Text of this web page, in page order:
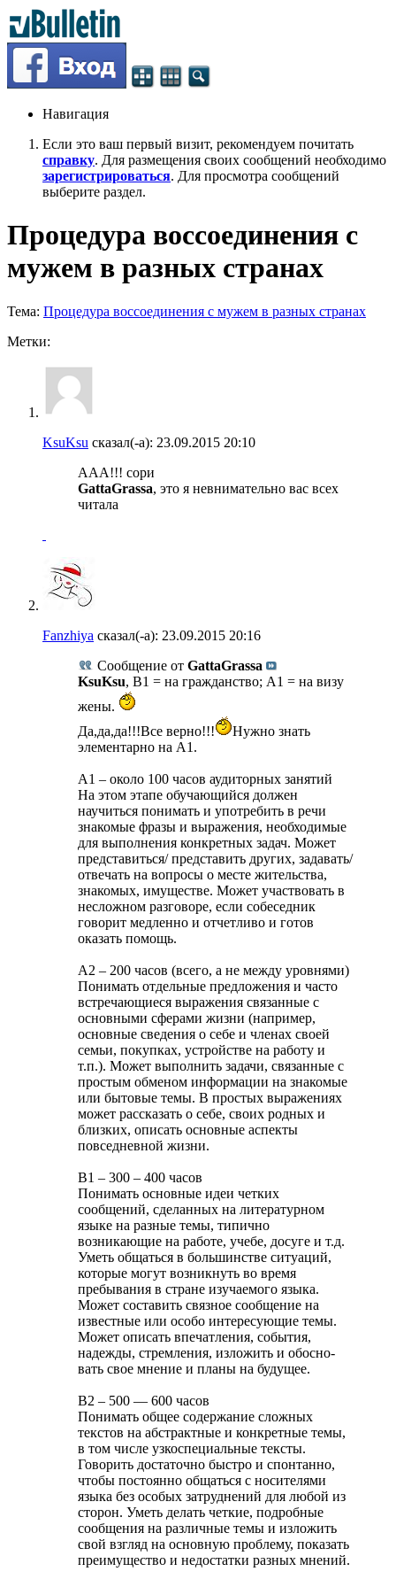
Навигация
Если это ваш первый визит, рекомендуем почитать
справку. Для размещения своих сообщений необходимо
зарегистрироваться. Для просмотра сообщений
выберите раздел.
Процедура воссоединения с
мужем в разных странах
Тема: Процедура воссоединения с мужем в разных странах
Метки:
KsuKsu сказал(-а): 23.09.2015 20:10
ААА!!! сори
GattaGrassa, это я невнимательно вас всех
читала
Fanzhiya сказал(-а): 23.09.2015 20:16
Сообщение от GattaGrassa
KsuKsu, B1 = на гражданство; A1 = на визу
жены.
Да,да,да!!!Все верно!!!
Нужно знать
элементарно на А1.
А1 – около 100 часов аудиторных занятий
На этом этапе обучающийся должен
научиться понимать и употребить в речи
знакомые фразы и выражения, необходимые
для выполнения конкретных задач. Может
представиться/ представить других, задавать/
отвечать на вопросы о месте жительства,
знакомых, имуществе. Может участвовать в
несложном разговоре, если собеседник
говорит медленно и отчетливо и готов
оказать помощь.
А2 – 200 часов (всего, а не между уровнями)
Понимать отдельные предложения и часто
встречающиеся выражения связанные с
основными сферами жизни (например,
основные сведения о себе и членах своей
семьи, покупках, устройстве на работу и
т.п.). Может выполнить задачи, связанные с
простым обменом информации на знакомые
или бытовые темы. В простых выражениях
может рассказать о себе, своих родных и
близких, описать основные аспекты
повседневной жизни.
В1 – 300 – 400 часов
Понимать основные идеи четких
сообщений, сделанных на литературном
языке на разные темы, типично
возникающие на работе, учебе, досуге и т.д.
Уметь общаться в большинстве ситуаций,
которые могут возникнуть во время
пребывания в стране изучаемого языка.
Может составить связное сообщение на
известные или особо интересующие темы.
Может описать впечатления, события,
надежды, стремления, изложить и обосно­
вать свое мнение и планы на будущее.
В2 – 500 — 600 часов
Понимать общее содержание сложных
текстов на абстрактные и конкретные темы,
в том числе узкоспециальные тексты.
Говорить достаточно быстро и спонтанно,
чтобы постоянно общаться с носителями
языка без особых затруднений для любой из
сторон. Уметь делать четкие, подробные
сообщения на различные темы и изложить
свой взгляд на основную проблему, показать
преимущество и недостатки разных мнений.